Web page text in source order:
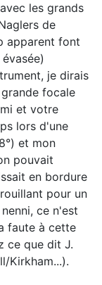
les grands
de
apparent font
je dirais
focale
et votre
lors d'une
et mon
pouvait
en bordure
pour un
ce n'est
faute à cette
ce que dit J.
Kirkham...).